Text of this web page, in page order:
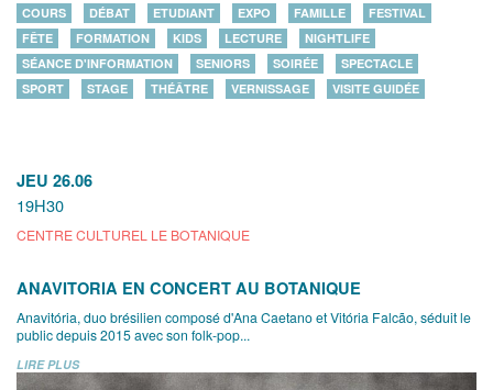
COURS
DÉBAT ETUDIANT EXPO FAMILLE
FESTIVAL
FÊTE
FORMATION KIDS LECTURE
NIGHTLIFE
SÉANCE D'INFORMATION
SENIORS SOIRÉE
SPECTACLE
SPORT
STAGE THÉÂTRE VERNISSAGE VISITE GUIDÉE
JEU 26.06
19H30
CENTRE CULTUREL LE BOTANIQUE
ANAVITORIA EN CONCERT AU BOTANIQUE
Anavitória, duo brésilien composé d'Ana Caetano et Vitória Falcão, séduit le
public depuis 2015 avec son folk-pop...
LIRE PLUS